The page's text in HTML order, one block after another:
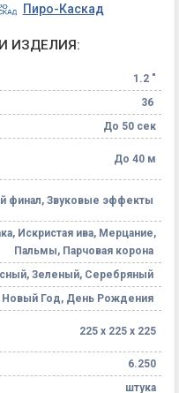
Пиро-Каскад
ИЗДЕЛИЯ:
1.2 "
36
До 50 сек
До 40 м
финал, Звуковые эффекты
Искристая ива, Мерцание,
Пальмы, Парчовая корона
Зеленый, Серебряный
Новый Год, День Рождения
225 х 225 х 225
6.250
штука